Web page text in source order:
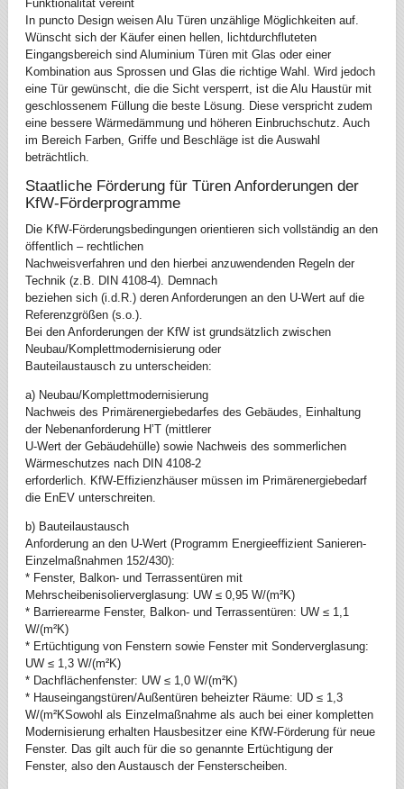
Funktionalität vereint
In puncto Design weisen Alu Türen unzählige Möglichkeiten auf.
Wünscht sich der Käufer einen hellen, lichtdurchfluteten
Eingangsbereich sind Aluminium Türen mit Glas oder einer
Kombination aus Sprossen und Glas die richtige Wahl. Wird jedoch
eine Tür gewünscht, die die Sicht versperrt, ist die Alu Haustür mit
geschlossenem Füllung die beste Lösung. Diese verspricht zudem
eine bessere Wärmedämmung und höheren Einbruchschutz. Auch
im Bereich Farben, Griffe und Beschläge ist die Auswahl
beträchtlich.
Staatliche Förderung für Türen Anforderungen der
KfW-Förderprogramme
Die KfW-Förderungsbedingungen orientieren sich vollständig an den
öffentlich – rechtlichen
Nachweisverfahren und den hierbei anzuwendenden Regeln der
Technik (z.B. DIN 4108-4). Demnach
beziehen sich (i.d.R.) deren Anforderungen an den U-Wert auf die
Referenzgrößen (s.o.).
Bei den Anforderungen der KfW ist grundsätzlich zwischen
Neubau/Komplettmodernisierung oder
Bauteilaustausch zu unterscheiden:
a) Neubau/Komplettmodernisierung
Nachweis des Primärenergiebedarfes des Gebäudes, Einhaltung
der Nebenanforderung H’T (mittlerer
U-Wert der Gebäudehülle) sowie Nachweis des sommerlichen
Wärmeschutzes nach DIN 4108-2
erforderlich. KfW-Effizienzhäuser müssen im Primärenergiebedarf
die EnEV unterschreiten.
b) Bauteilaustausch
Anforderung an den U-Wert (Programm Energieeffizient Sanieren-
Einzelmaßnahmen 152/430):
* Fenster, Balkon- und Terrassentüren mit
Mehrscheibenisolierverglasung: UW ≤ 0,95 W/(m²K)
* Barrierearme Fenster, Balkon- und Terrassentüren: UW ≤ 1,1
W/(m²K)
* Ertüchtigung von Fenstern sowie Fenster mit Sonderverglasung:
UW ≤ 1,3 W/(m²K)
* Dachflächenfenster: UW ≤ 1,0 W/(m²K)
* Hauseingangstüren/Außentüren beheizter Räume: UD ≤ 1,3
W/(m²KSowohl als Einzelmaßnahme als auch bei einer kompletten
Modernisierung erhalten Hausbesitzer eine KfW-Förderung für neue
Fenster. Das gilt auch für die so genannte Ertüchtigung der
Fenster, also den Austausch der Fensterscheiben.